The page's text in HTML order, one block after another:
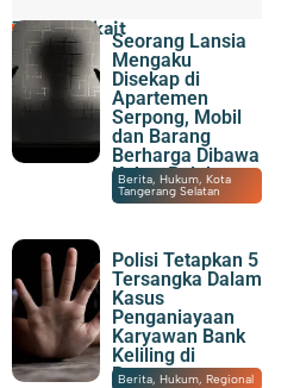
Topik Terkait
Seorang Lansia
Mengaku
Disekap di
Apartemen
Serpong, Mobil
dan Barang
Berharga Dibawa
Kabur Pelaku
08/08/2026|23:30
Berita,Hukum,Kota
Tangerang Selatan
Polisi Tetapkan 5
Tersangka Dalam
Kasus
Penganiayaan
Karyawan Bank
Keliling di
Panongan
08/08/2026|21:43
Berita,Hukum,Regional